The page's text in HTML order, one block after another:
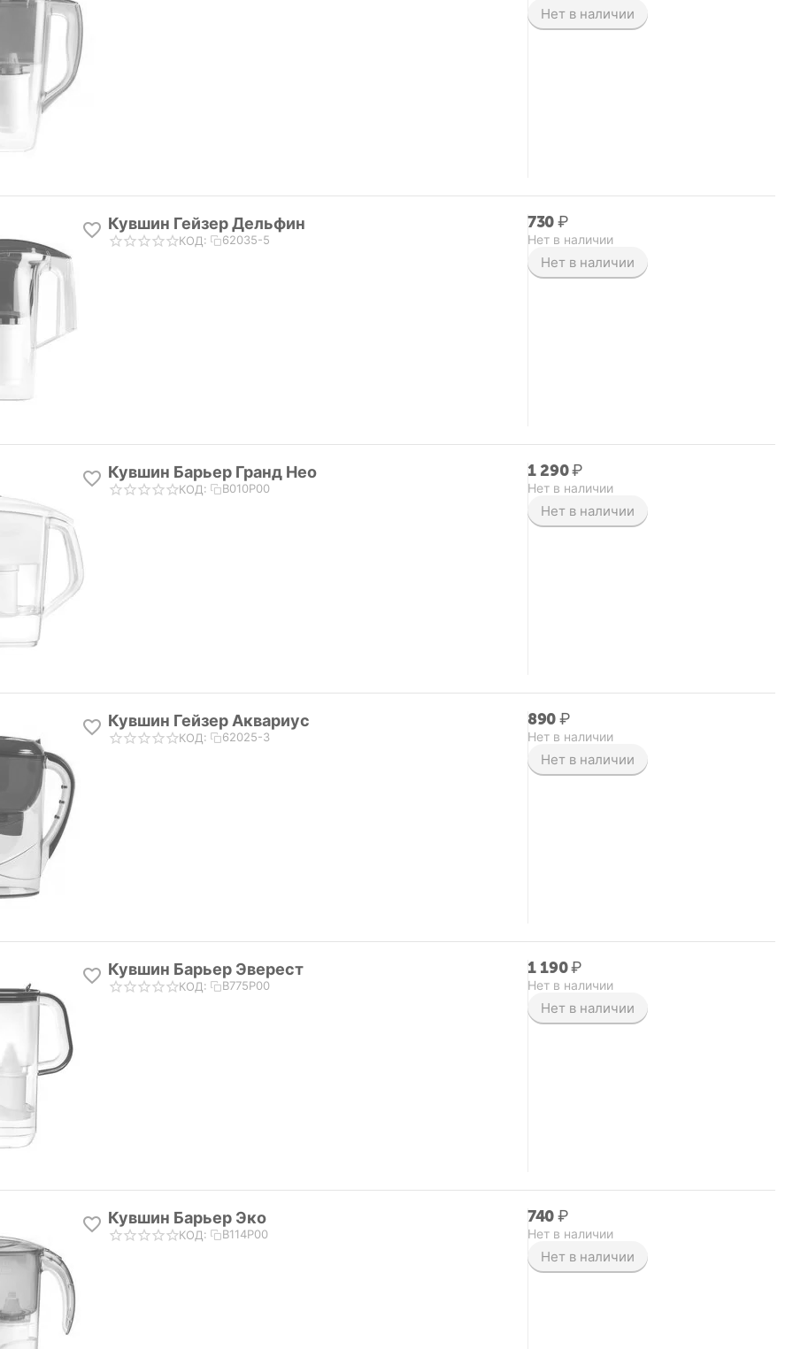
Нет в наличии
Кувшин Гейзер Дельфин
КОД: 62035-5
‍730‍₽
Нет в наличии
Нет в наличии
Кувшин Барьер Гранд Нео
КОД: В010Р00
1 290₽
Нет в наличии
Нет в наличии
Кувшин Гейзер Аквариус
КОД: 62025-3
‍890‍₽
Нет в наличии
Нет в наличии
Кувшин Барьер Эверест
КОД: В775Р00
1 190₽
Нет в наличии
Нет в наличии
Кувшин Барьер Эко
КОД: В114Р00
‍740‍₽
Нет в наличии
Нет в наличии